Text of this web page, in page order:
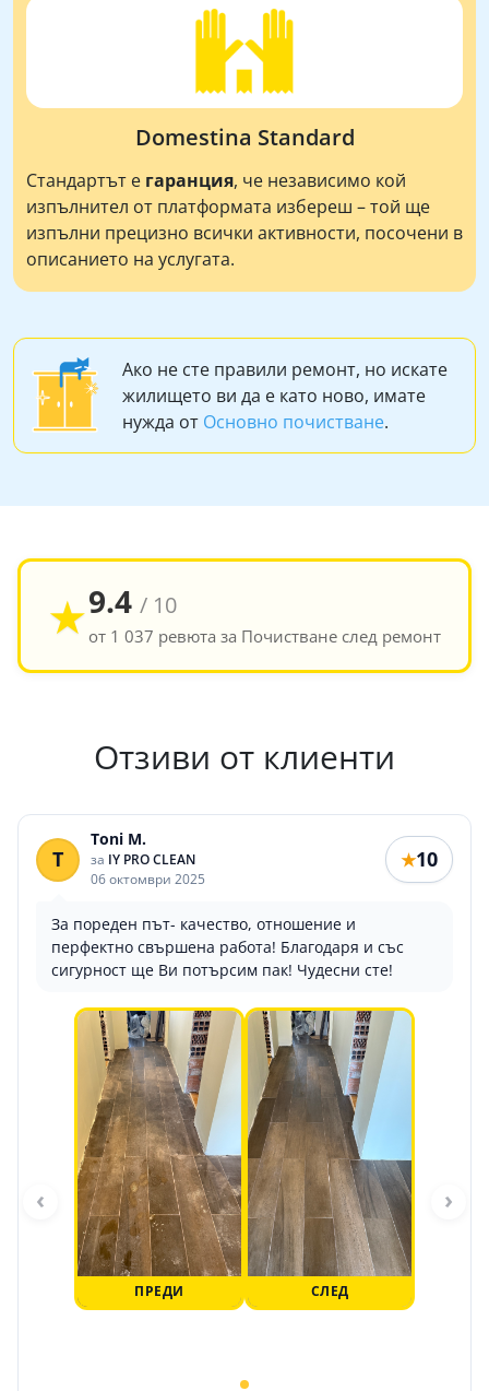
Domestina Standard
Стандартът е гаранция, че независимо кой
изпълнител от платформата избереш – той ще
изпълни прецизно всички активности, посочени в
описанието на услугата.
Ако не сте правили ремонт, но искате
жилището ви да е като ново, имате
нужда от Основно почистване.
★9.4 / 10
от 1 037 ревюта за Почистване след ремонт
Отзиви от клиенти
T
Toni M.
за IY PRO CLEAN
06 октомври 2025
★10
За пореден път- качество, отношение и
перфектно свършена работа! Благодаря и със
сигурност ще Ви потърсим пак! Чудесни сте!
ПРЕДИ СЛЕД
‹ ›